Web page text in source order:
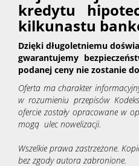
kredytu
kilkunastu
Dzięki długoletniemu
gwarantujemy
podanej ceny nie zostanie
Oferta ma charakter
w rozumieniu przepisów
ofercie zostały opracowane w
mogą ulec nowelizacji.
Wszelkie prawa zastrzeżone.
bez zgody autora zabronione.